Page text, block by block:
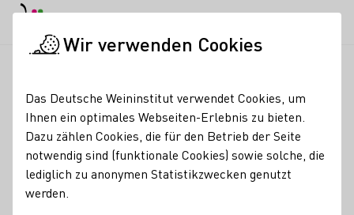
Linda Trarbach mit
deutschen Weinen in
Estland
Wir verwenden Cookies
Das Deutsche Weininstitut verwendet Cookies, um
Ihnen ein optimales Webseiten-Erlebnis zu bieten.
Dazu zählen Cookies, die für den Betrieb der Seite
notwendig sind (funktionale Cookies) sowie solche, die
lediglich zu anonymen Statistikzwecken genutzt
werden.